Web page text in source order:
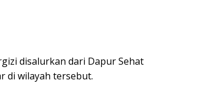
disalurkan dari Dapur Sehat
di wilayah tersebut.